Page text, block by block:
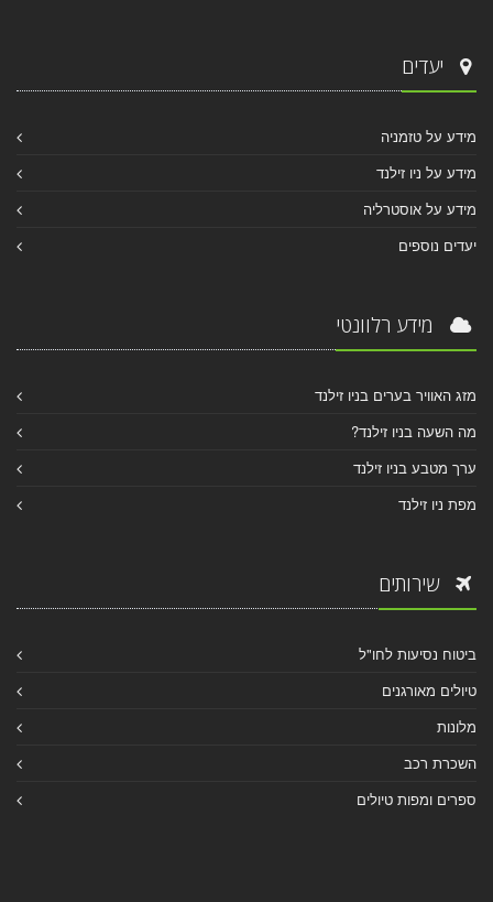
יעדים
מידע על טזמניה
מידע על ניו זילנד
מידע על אוסטרליה
יעדים נוספים
מידע רלוונטי
מזג האוויר בערים בניו זילנד
מה השעה בניו זילנד?
ערך מטבע בניו זילנד
מפת ניו זילנד
שירותים
ביטוח נסיעות לחו"ל
טיולים מאורגנים
מלונות
השכרת רכב
ספרים ומפות טיולים